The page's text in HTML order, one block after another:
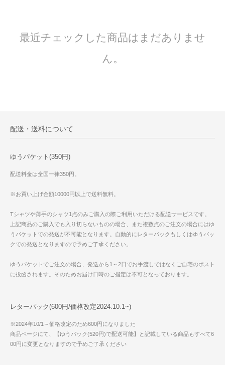
最近チェックした商品はまだありませ
ん。
配送・送料について
ゆうパケット(350円)
配送料金は全国一律350円。
※お買い上げ金額10000円以上で送料無料。
Tシャツや薄手のシャツ1点のみご購入の際ご利用いただける配送サービスです。
上記商品のご購入でも入り切らないものの場合、また複数点のご注文の場合にはゆ
うパケットでの発送が不可能となります。自動的にレターパックもしくはゆうパッ
クでの発送となりますので予めご了承ください。
ゆうパケットでご注文の場合、発送から1～2日でお手渡しではなくご自宅のポスト
に投函されます。そのためお届け日時のご指定は不可となっております。
レターパック(600円/価格改定2024.10.1~)
※2024年10/1～価格改定のため600円になりました
商品ページにて、【ゆうパック(520円)で配送可能】と記載している商品もすべて6
00円に変更となりますので予めご了承ください